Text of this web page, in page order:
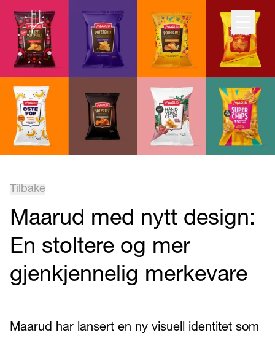
Tilbake
Maarud med nytt design:
En stoltere og mer
gjenkjennelig merkevare
Maarud har lansert en ny visuell identitet som